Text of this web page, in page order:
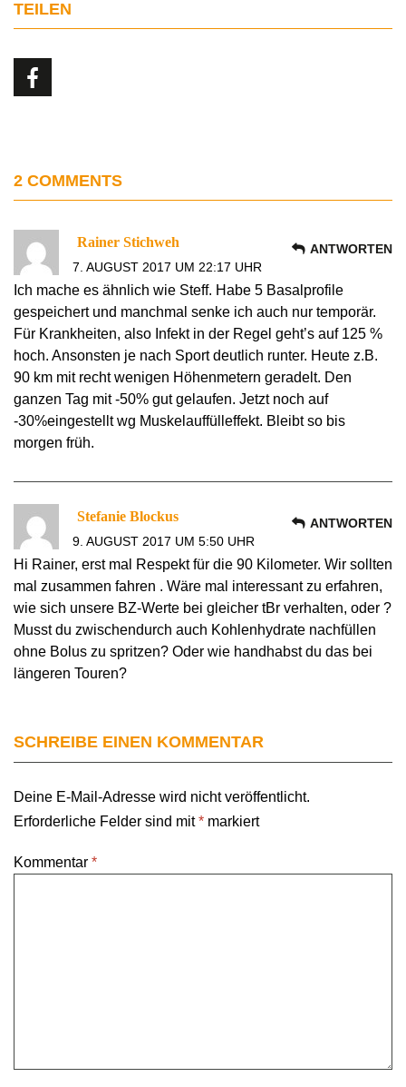
TEILEN
2 COMMENTS
Rainer Stichweh
7. AUGUST 2017 UM 22:17 UHR
Ich mache es ähnlich wie Steff. Habe 5 Basalprofile
gespeichert und manchmal senke ich auch nur temporär.
Für Krankheiten, also Infekt in der Regel geht’s auf 125 %
hoch. Ansonsten je nach Sport deutlich runter. Heute z.B.
90 km mit recht wenigen Höhenmetern geradelt. Den
ganzen Tag mit -50% gut gelaufen. Jetzt noch auf
-30%eingestellt wg Muskelauffülleffekt. Bleibt so bis
morgen früh.
ANTWORTEN
Stefanie Blockus
9. AUGUST 2017 UM 5:50 UHR
Hi Rainer, erst mal Respekt für die 90 Kilometer. Wir sollten
mal zusammen fahren . Wäre mal interessant zu erfahren,
wie sich unsere BZ-Werte bei gleicher tBr verhalten, oder ?
Musst du zwischendurch auch Kohlenhydrate nachfüllen
ohne Bolus zu spritzen? Oder wie handhabst du das bei
längeren Touren?
ANTWORTEN
SCHREIBE EINEN KOMMENTAR
Deine E-Mail-Adresse wird nicht veröffentlicht.
Erforderliche Felder sind mit* markiert
Kommentar *